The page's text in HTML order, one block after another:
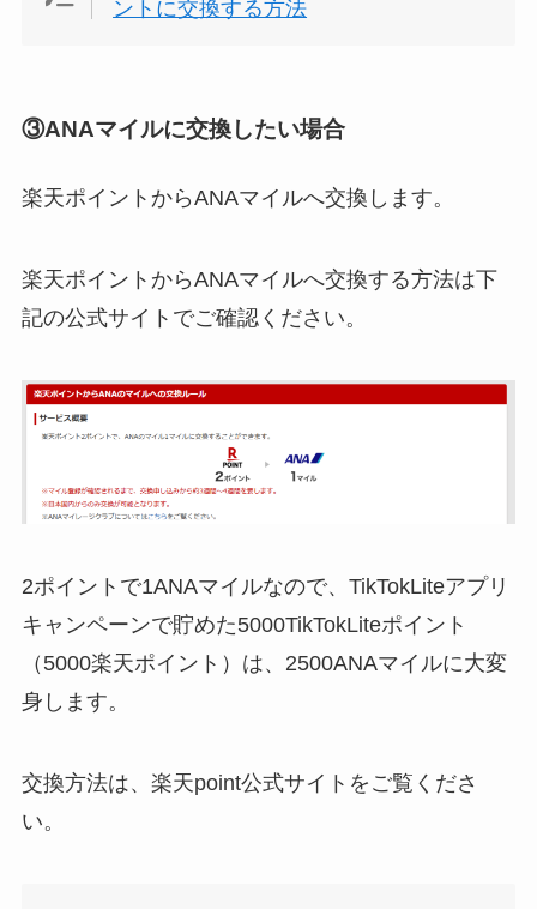
ントに交換する方法
③ANAマイルに交換したい場合
楽天ポイントからANAマイルへ交換します。
楽天ポイントからANAマイルへ交換する方法は下
記の公式サイトでご確認ください。
2ポイントで1ANAマイルなので、TikTokLiteアプリ
キャンペーンで貯めた5000TikTokLiteポイント
（5000楽天ポイント）は、2500ANAマイルに大変
身します。
交換方法は、楽天point公式サイトをご覧くださ
い。